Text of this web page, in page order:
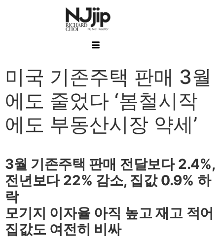
미국 기존주택 판매 3월
에도 줄었다 ‘봄철시작
에도 부동산시장 약세’
3월 기존주택 판매 전달보다 2.4%,
전년보다 22% 감소, 집값 0.9% 하
락
모기지 이자율 아직 높고 재고 적어
집값도 여전히 비싸